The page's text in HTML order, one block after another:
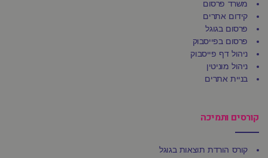
משרד פרסום
קידום אתרים
פרסום בגוגל
פרסום בפייסבוק
ניהול דף פייסבוק
ניהול מוניטין
בניית אתרים
קורסים ותמיכה
קורס הורדת תוצאות בגוגל